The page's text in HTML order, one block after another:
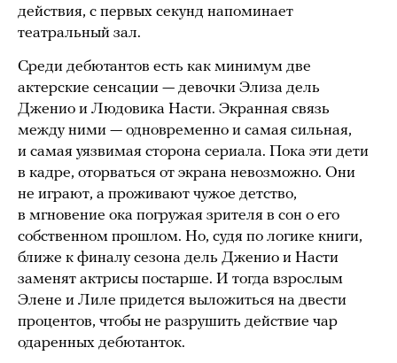
действия, с первых секунд напоминает
театральный зал.
Среди дебютантов есть как минимум две
актерские сенсации — девочки Элиза дель
Дженио и Людовика Насти. Экранная связь
между ними — одновременно и самая сильная,
и самая уязвимая сторона сериала. Пока эти дети
в кадре, оторваться от экрана невозможно. Они
не играют, а проживают чужое детство,
в мгновение ока погружая зрителя в сон о его
собственном прошлом. Но, судя по логике книги,
ближе к финалу сезона дель Дженио и Насти
заменят актрисы постарше. И тогда взрослым
Элене и Лиле придется выложиться на двести
процентов, чтобы не разрушить действие чар
одаренных дебютанток.